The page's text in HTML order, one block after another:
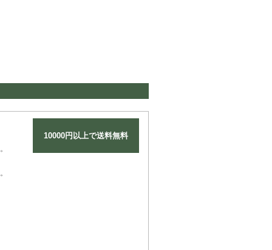
10000円以上で送料無料